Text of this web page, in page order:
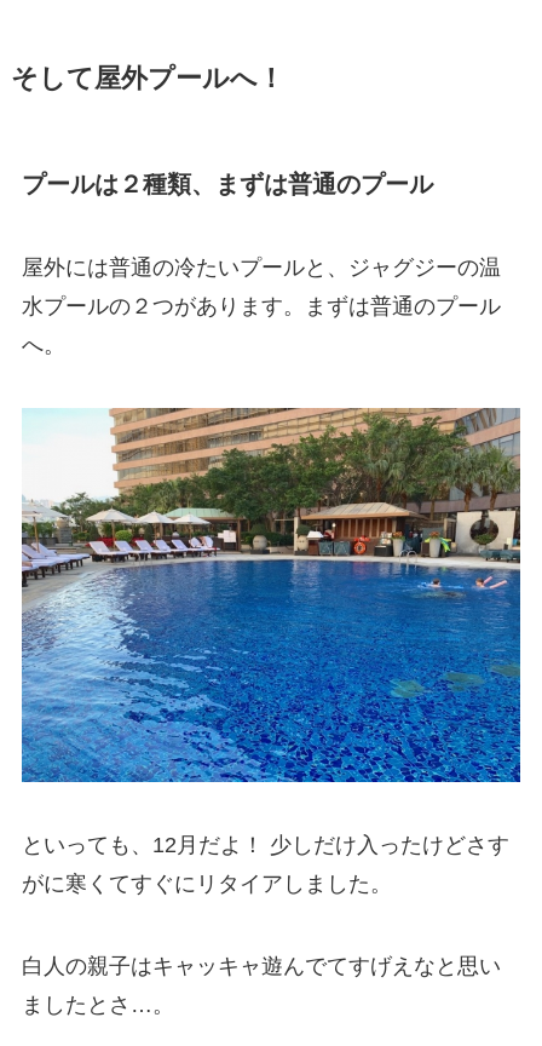
そして屋外プールへ！
プールは２種類、まずは普通のプール
屋外には普通の冷たいプールと、ジャグジーの温
水プールの２つがあります。まずは普通のプール
へ。
といっても、12月だよ！ 少しだけ入ったけどさす
がに寒くてすぐにリタイアしました。
白人の親子はキャッキャ遊んでてすげえなと思い
ましたとさ…。